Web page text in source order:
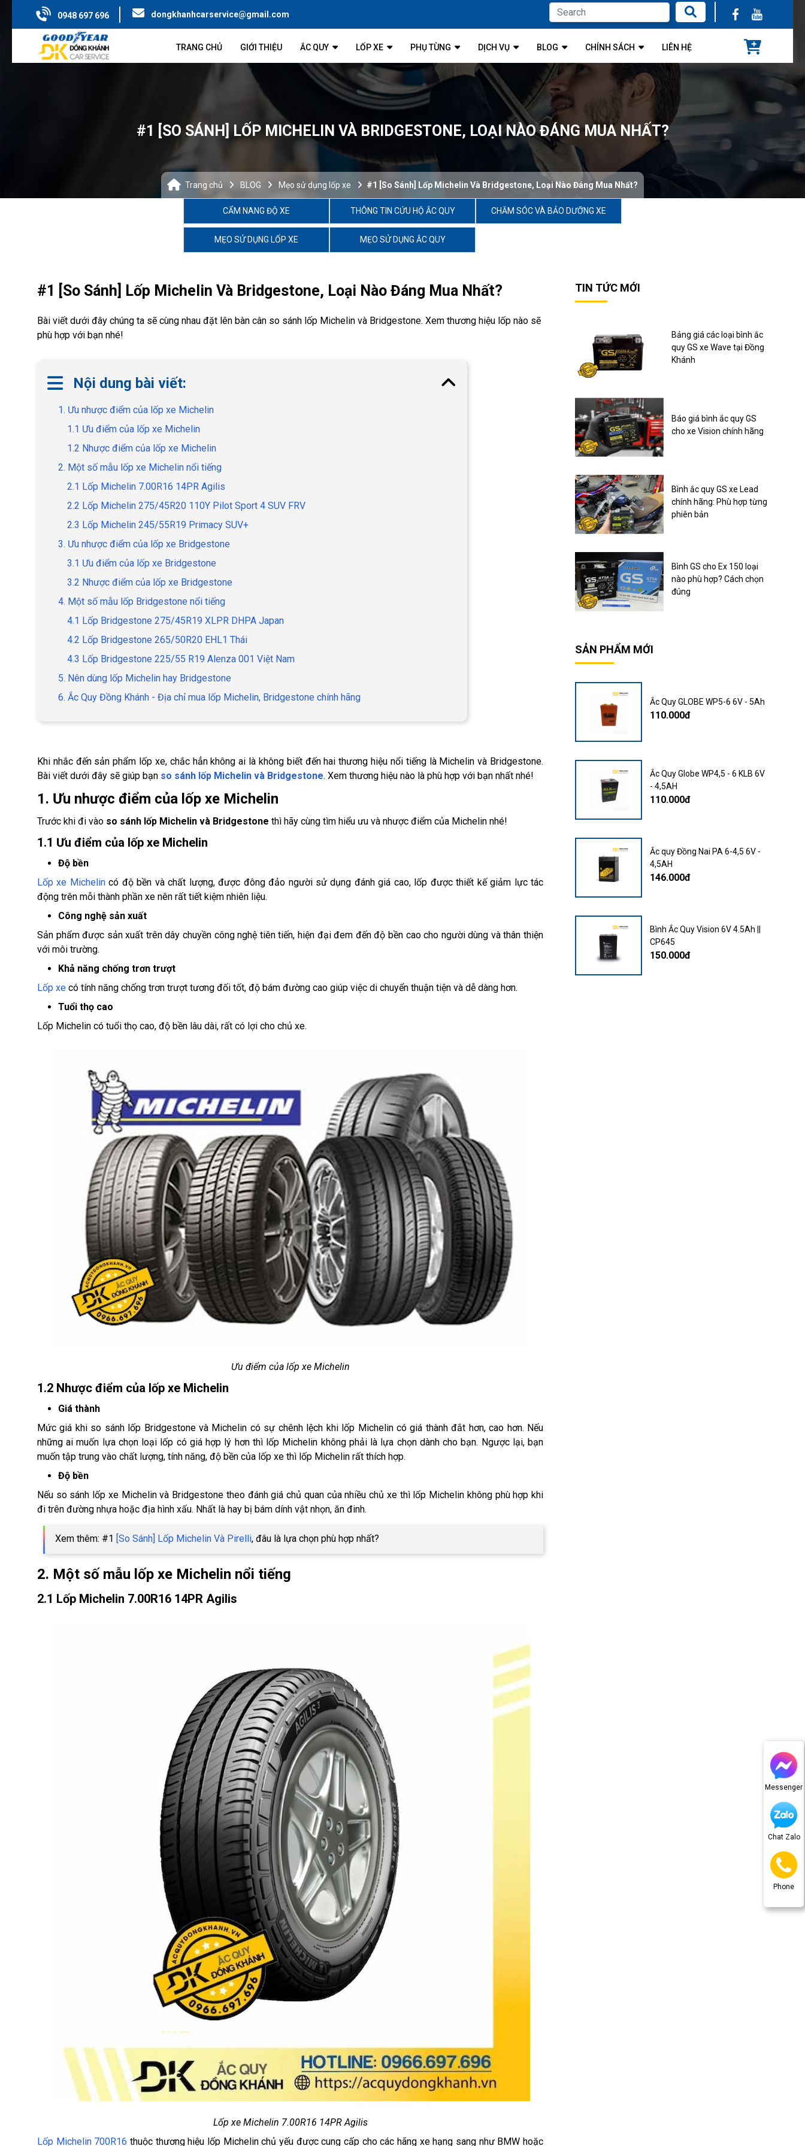
0948 697 696 dongkhanhcarservice@gmail.com
TRANG CHỦ GIỚI THIỆU ẮC QUY LỐP XE PHỤ TÙNG DỊCH VỤ BLOG CHÍNH SÁCH LIÊN HỆ
Messenger
Chat Zalo
Phone
#1 [SO SÁNH] LỐP MICHELIN VÀ BRIDGESTONE, LOẠI NÀO ĐÁNG MUA NHẤT?
Trang chủ BLOG Mẹo sử dụng lốp xe #1 [So Sánh] Lốp Michelin Và Bridgestone, Loại Nào Đáng Mua Nhất?
CẨM NANG ĐỘ XE THÔNG TIN CỨU HỘ ẮC QUY CHĂM SÓC VÀ BẢO DƯỠNG XE
MẸO SỬ DỤNG LỐP XE MẸO SỬ DỤNG ẮC QUY
#1 [So Sánh] Lốp Michelin Và Bridgestone, Loại Nào Đáng Mua Nhất?
Bài viết dưới đây chúng ta sẽ cùng nhau đặt lên bàn cân so sánh lốp Michelin và Bridgestone. Xem thương hiệu lốp nào sẽ
phù hợp với bạn nhé!
Nội dung bài viết:
1. Ưu nhược điểm của lốp xe Michelin
1.1 Ưu điểm của lốp xe Michelin
1.2 Nhược điểm của lốp xe Michelin
2. Một số mẫu lốp xe Michelin nổi tiếng
2.1 Lốp Michelin 7.00R16 14PR Agilis
2.2 Lốp Michelin 275/45R20 110Y Pilot Sport 4 SUV FRV
2.3 Lốp Michelin 245/55R19 Primacy SUV+
3. Ưu nhược điểm của lốp xe Bridgestone
3.1 Ưu điểm của lốp xe Bridgestone
3.2 Nhược điểm của lốp xe Bridgestone
4. Một số mẫu lốp Bridgestone nổi tiếng
4.1 Lốp Bridgestone 275/45R19 XLPR DHPA Japan
4.2 Lốp Bridgestone 265/50R20 EHL1 Thái
4.3 Lốp Bridgestone 225/55 R19 Alenza 001 Việt Nam
5. Nên dùng lốp Michelin hay Bridgestone
6. Ắc Quy Đồng Khánh - Địa chỉ mua lốp Michelin, Bridgestone chính hãng
Khi nhắc đến sản phẩm lốp xe, chắc hẳn không ai là không biết đến hai thương hiệu nổi tiếng là Michelin và Bridgestone.
Bài viết dưới đây sẽ giúp bạn so sánh lốp Michelin và Bridgestone. Xem thương hiệu nào là phù hợp với bạn nhất nhé!
1. Ưu nhược điểm của lốp xe Michelin
Trước khi đi vào so sánh lốp Michelin và Bridgestone thì hãy cùng tìm hiểu ưu và nhược điểm của Michelin nhé!
1.1 Ưu điểm của lốp xe Michelin
Độ bền
Lốp xe Michelincó độ bền và chất lượng, được đông đảo người sử dụng đánh giá cao, lốp được thiết kế giảm lực tác
động trên mỗi thành phần xe nên rất tiết kiệm nhiên liệu.
Công nghệ sản xuất
Sản phẩm được sản xuất trên dây chuyền công nghệ tiên tiến, hiện đại đem đến độ bền cao cho người dùng và thân thiện
với môi trường.
Khả năng chống trơn trượt
Lốp xe có tính năng chống trơn trượt tương đối tốt, độ bám đường cao giúp việc di chuyển thuận tiện và dễ dàng hơn.
Tuổi thọ cao
Lốp Michelin có tuổi thọ cao, độ bền lâu dài, rất có lợi cho chủ xe.
Ưu điểm của lốp xe Michelin
1.2 Nhược điểm của lốp xe Michelin
Giá thành
Mức giá khi so sánh lốp Bridgestone và Michelin có sự chênh lệch khi lốp Michelin có giá thành đắt hơn, cao hơn. Nếu
những ai muốn lựa chọn loại lốp có giá hợp lý hơn thì lốp Michelin không phải là lựa chọn dành cho bạn. Ngược lại, bạn
muốn tập trung vào chất lượng, tính năng, độ bền của lốp xe thì lốp Michelin rất thích hợp.
Độ bền
Nếu so sánh lốp xe Michelin và Bridgestone theo đánh giá chủ quan của nhiều chủ xe thì lốp Michelin không phù hợp khi
đi trên đường nhựa hoặc địa hình xấu. Nhất là hay bị bám dính vật nhọn, ăn đinh.
Xem thêm: #1 [So Sánh] Lốp Michelin Và Pirelli, đâu là lựa chọn phù hợp nhất?
2. Một số mẫu lốp xe Michelin nổi tiếng
2.1 Lốp Michelin 7.00R16 14PR Agilis
Lốp xe Michelin 7.00R16 14PR Agilis
Lốp Michelin 700R16 thuộc thương hiệu lốp Michelin chủ yếu được cung cấp cho các hãng xe hạng sang như BMW hoặc
TIN TỨC MỚI
Bảng giá các loại bình ắc
quy GS xe Wave tại Đồng
Khánh
Báo giá bình ắc quy GS
cho xe Vision chính hãng
Bình ắc quy GS xe Lead
chính hãng: Phù hợp từng
phiên bản
Bình GS cho Ex 150 loại
nào phù hợp? Cách chọn
đúng
SẢN PHẨM MỚI
Ắc Quy GLOBE WP5-6 6V - 5Ah
110.000đ
Ắc Quy Globe WP4,5 - 6 KLB 6V
- 4,5AH
110.000đ
Ắc quy Đồng Nai PA 6-4,5 6V -
4,5AH
146.000đ
Bình Ắc Quy Vision 6V 4.5Ah ||
CP645
150.000đ